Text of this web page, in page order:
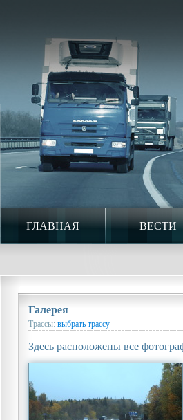
ГЛАВНАЯ ВЕСТИ
Галерея
Трассы: выбрать трассу
Здесь расположены все